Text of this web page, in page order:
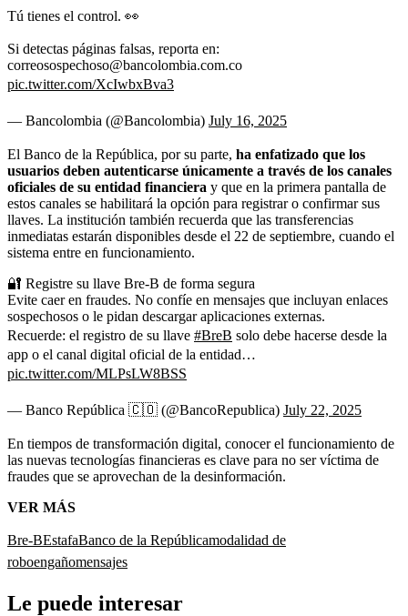
Tú tienes el control. 👀
Si detectas páginas falsas, reporta en:
correosospechoso@bancolombia.com.co
pic.twitter.com/XcIwbxBva3
— Bancolombia (@Bancolombia) July 16, 2025
El Banco de la República, por su parte, ha enfatizado que los
usuarios deben autenticarse únicamente a través de los canales
oficiales de su entidad financiera y que en la primera pantalla de
estos canales se habilitará la opción para registrar o confirmar sus
llaves. La institución también recuerda que las transferencias
inmediatas estarán disponibles desde el 22 de septiembre, cuando el
sistema entre en funcionamiento.
🔐 Registre su llave Bre-B de forma segura
Evite caer en fraudes. No confíe en mensajes que incluyan enlaces
sospechosos o le pidan descargar aplicaciones externas.
Recuerde: el registro de su llave #BreB solo debe hacerse desde la
app o el canal digital oficial de la entidad…
pic.twitter.com/MLPsLW8BSS
— Banco República 🇨🇴 (@BancoRepublica) July 22, 2025
En tiempos de transformación digital, conocer el funcionamiento de
las nuevas tecnologías financieras es clave para no ser víctima de
fraudes que se aprovechan de la desinformación.
VER MÁS
Bre-BEstafaBanco de la Repúblicamodalidad de
roboengañomensajes
Le puede interesar